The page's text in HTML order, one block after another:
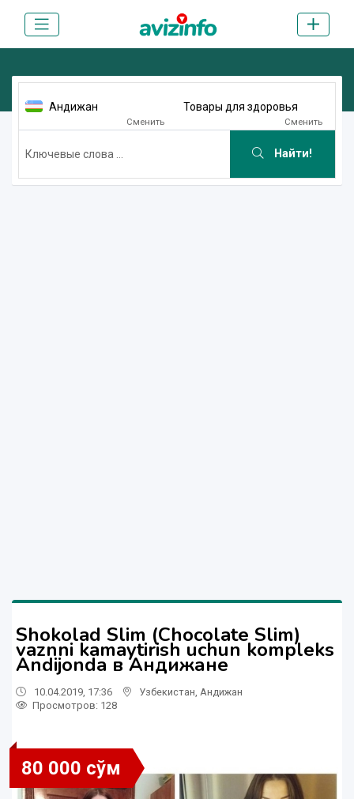
Андижан
Сменить
Товары для здоровья
Сменить
Найти!
Shokolad Slim (Chocolate Slim)
vaznni kamaytirish uchun kompleks
Andijonda в Андижане
10.04.2019, 17:36 Узбекистан Андижан
Просмотров: 128
80 000 сўм